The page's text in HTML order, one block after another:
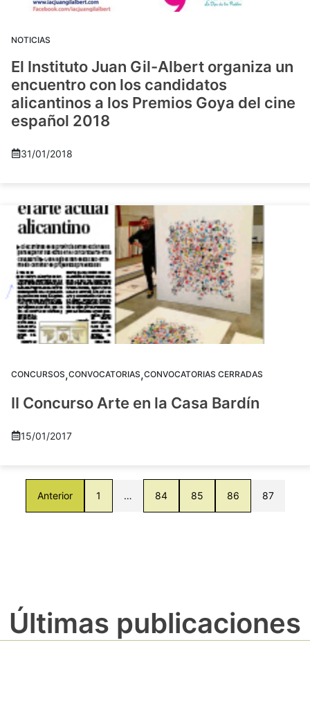
NOTICIAS
El Instituto Juan Gil-Albert organiza un
encuentro con los candidatos
alicantinos a los Premios Goya del cine
español 2018
31/01/2018
CONCURSOS,CONVOCATORIAS,CONVOCATORIAS CERRADAS
II Concurso Arte en la Casa Bardín
15/01/2017
Anterior 1 … 84 85 86 87
Últimas publicaciones